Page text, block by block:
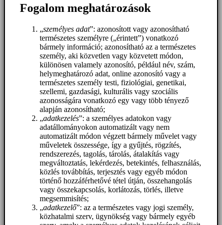
Fogalom meghatározások
„személyes adat”: azonosított vagy azonosítható
természetes személyre („érintett”) vonatkozó
bármely információ; azonosítható az a természetes
személy, aki közvetlen vagy közvetett módon,
különösen valamely azonosító, például név, szám,
helymeghatározó adat, online azonosító vagy a
természetes személy testi, fiziológiai, genetikai,
szellemi, gazdasági, kulturális vagy szociális
azonosságára vonatkozó egy vagy több tényező
alapján azonosítható;
„adatkezelés”: a személyes adatokon vagy
adatállományokon automatizált vagy nem
automatizált módon végzett bármely művelet vagy
műveletek összessége, így a gyűjtés, rögzítés,
rendszerezés, tagolás, tárolás, átalakítás vagy
megváltoztatás, lekérdezés, betekintés, felhasználás,
közlés továbbítás, terjesztés vagy egyéb módon
történő hozzáférhetővé tétel útján, összehangolás
vagy összekapcsolás, korlátozás, törlés, illetve
megsemmisítés;
„adatkezelő”: az a természetes vagy jogi személy,
közhatalmi szerv, ügynökség vagy bármely egyéb